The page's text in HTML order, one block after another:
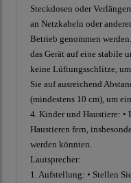
Steckdosen oder
an Netzkabeln oder
Betrieb genommen
das Gerät auf eine stabile
keine Lüftungsschlitze,
Sie auf ausreichend
(mindestens 10 cm), um
4. Kinder und Haustiere: •
Haustieren fern,
werden könnten.
Lautsprecher:
1. Aufstellung: • Stellen